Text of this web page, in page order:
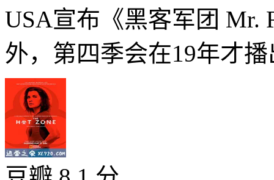
USA宣布《黑客军团 Mr.
外，第四季会在19年才